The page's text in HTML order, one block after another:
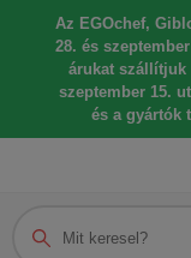
Az EGOchef,
28. és
árukat szállítjuk
szeptember 15.
és a gyártók